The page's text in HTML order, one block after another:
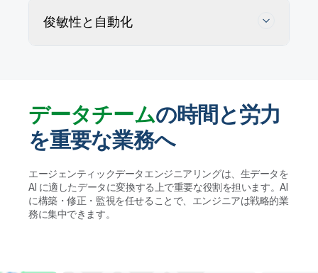
データの正確性を追跡・維持・確保
AI エージェントがユーザー定義ルールに従ってデー
タ品質の問題を特定・プロファイリングして解決策を
提案します。実行する前に人間が検証することで、ガ
俊敏性と自動化
データウェアハウスやレイクハウス、AI に適し
たデータレイクの管理を自動化
データチームの時間と労力
を重要な業務へ
エージェンティックデータエンジニアリングは、生データを
AI に適したデータに変換する上で重要な役割を担います。AI
に構築・修正・監視を任せることで、エンジニアは戦略的業
務に集中できます。